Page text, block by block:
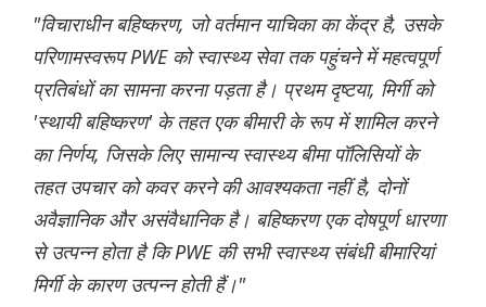
"विचाराधीन बहिष्करण, जो वर्तमान याचिका का केंद्र है, उसके
परिणामस्वरूप PWE को स्वास्थ्य सेवा तक पहुंचने में महत्वपूर्ण
प्रतिबंधों का सामना करना पड़ता है। प्रथम दृष्टया, मिर्गी को
'स्थायी बहिष्करण' के तहत एक बीमारी के रूप में शामिल करने
का निर्णय, जिसके लिए सामान्य स्वास्थ्य बीमा पॉलिसियों के
तहत उपचार को कवर करने की आवश्यकता नहीं है, दोनों
अवैज्ञानिक और असंवैधानिक है। बहिष्करण एक दोषपूर्ण धारणा
से उत्पन्न होता है कि PWE की सभी स्वास्थ्य संबंधी बीमारियां
मिर्गी के कारण उत्पन्न होती हैं।"